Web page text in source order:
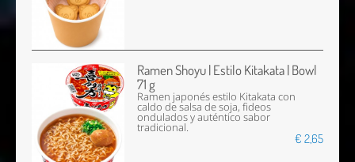
Ramen Shoyu | Estilo Kitakata | Bowl
71 g
Ramen japonés estilo Kitakata con
caldo de salsa de soja, fideos
ondulados y auténtico sabor
tradicional.
€ 2,65